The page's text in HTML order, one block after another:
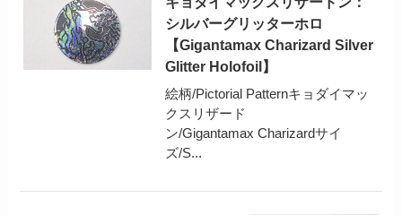
シルバーグリッターホロ
【Gigantamax Charizard Silver
Glitter Holofoil】
絵柄/Pictorial Patternキョダイマッ
クスリザード
ン/Gigantamax Charizardサイ
ズ/S...